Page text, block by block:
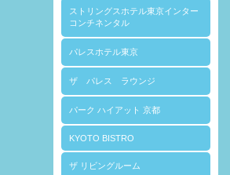
ストリングスホテル東京インター
コンチネンタル
パレスホテル東京
ザ パレス ラウンジ
パーク ハイアット 京都
KYOTO BISTRO
ザ リビングルーム